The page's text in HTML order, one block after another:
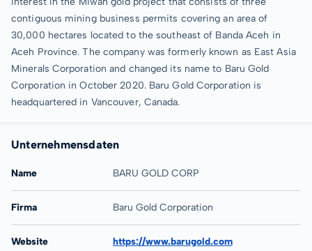
contiguous mining business permits covering an area of
30,000 hectares located to the southeast of Banda Aceh in
Aceh Province. The company was formerly known as East Asia
Minerals Corporation and changed its name to Baru Gold
Corporation in October 2020. Baru Gold Corporation is
headquartered in Vancouver, Canada.
Unternehmensdaten
Name BARU GOLD CORP
Firma Baru Gold Corporation
Website https://www.barugold.com